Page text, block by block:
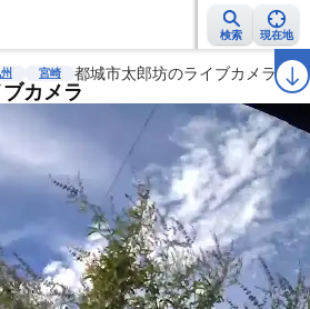
検索 現在地
地震情報 警報・注意報 2週間天気 ラ
宮崎 都城市太郎坊のライブカメラ
カメラ